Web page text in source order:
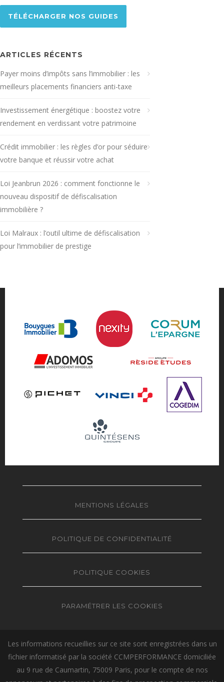
TÉLÉCHARGER NOS GUIDES
ARTICLES RÉCENTS
Payer moins d’impôts sans l’immobilier : les
meilleurs placements financiers anti-taxe
Investissement énergétique : boostez votre
rendement en verdissant votre patrimoine
Crédit immobilier : les règles d’or pour séduire
votre banque et réussir votre achat
Loi Jeanbrun 2026 : comment fonctionne le
nouveau dispositif de défiscalisation
immobilière ?
Loi Malraux : l’outil ultime de défiscalisation
pour l’immobilier de prestige
MENTIONS LÉGALES
POLITIQUE DE CONFIDENTIALITÉ
POLITIQUE COOKIES
PARAMÉTRER LES COOKIES
Les informations recueillies sur ce site sont enregistrées dans un
fichier informatisé par la société CCMPERFORMANCE domiciliée
au 9 rue de Caumartin, 75009 Paris, pour le compte de nos